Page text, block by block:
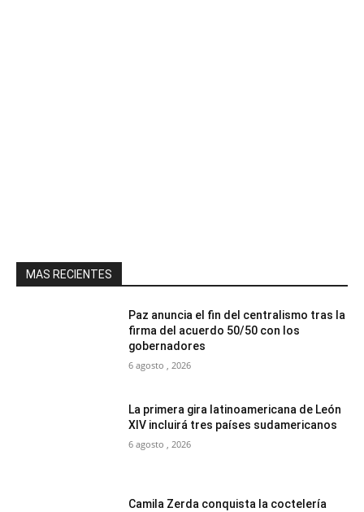
MAS RECIENTES
Paz anuncia el fin del centralismo tras la
firma del acuerdo 50/50 con los
gobernadores
6 agosto , 2026
La primera gira latinoamericana de León
XIV incluirá tres países sudamericanos
6 agosto , 2026
Camila Zerda conquista la coctelería